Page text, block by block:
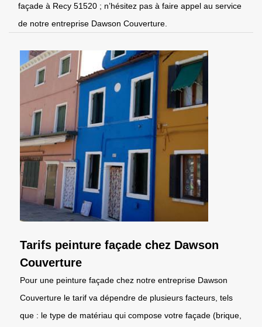
façade à Recy 51520 ; n’hésitez pas à faire appel au service
de notre entreprise Dawson Couverture.
Tarifs peinture façade chez Dawson
Couverture
Pour une peinture façade chez notre entreprise Dawson
Couverture le tarif va dépendre de plusieurs facteurs, tels
que : le type de matériau qui compose votre façade (brique,